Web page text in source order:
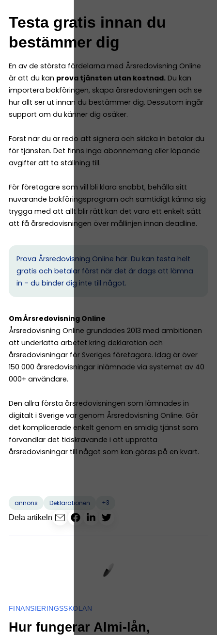
Testa gratis innan du
bestämmer dig
En av de största fördelarna med Årsredovisning Online
är att du kan prova tjänsten utan kostnad. Du kan
importera bokföringen, skapa årsredovisningen och se
hur allt ser ut innan du bestämmer dig. Dessutom ingår
support om du känner dig osäker.
Först när du är redo att signera och skicka in betalar du
för tjänsten. Det finns inga abonnemang eller löpande
avgifter att ta ställning till.
För företagare som vill bli klara snabbt, behålla sitt
nuvarande bokföringsprogram och samtidigt känna sig
trygga med att allt blir rätt kan det vara ett enkelt sätt
att få årsredovisningen över mållinjen innan deadline.
Prova Årsredovisning Online här. Du kan testa helt
gratis och betalar först när det är dags att lämna
in – du binder dig inte till något.
Om Årsredovisning Online
Årsredovisning Online grundades 2013 med ambitionen
att underlätta arbetet kring deklaration och
årsredovisningar för Sveriges företagare. Idag är över
150 000 årsredovisningar inlämnade via systemet av 40
000+ användare.
Den allra första årsredovisningen som lämnades in
digitalt i Sverige var genom Årsredovisning Online. Gör
det komplicerade enkelt genom en smidig tjänst som
förvandlar det tidskrävande i att upprätta
årsredovisningar till något som kan göras på en kvart.
annons Deklarationen
+3
Dela artikeln
FINANSIERINGSSKOLAN
Hur fungerar Almi-lån,